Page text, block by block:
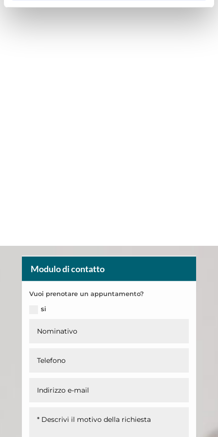
statistici e di Profilazione anche di "terze parti" come
Modulo di contatto
Vuoi prenotare un appuntamento?
si